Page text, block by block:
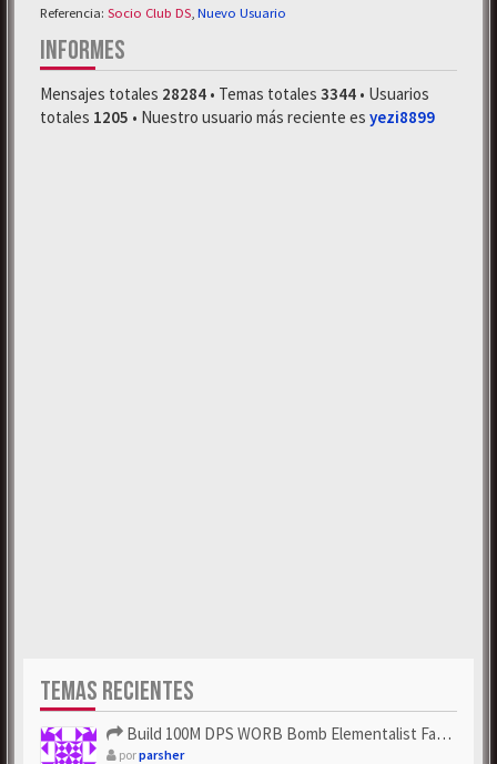
Referencia: Socio Club DS Nuevo Usuario
INFORMES
Mensajes totales 28284 • Temas totales 3344 • Usuarios
totales 1205 • Nuestro usuario más reciente es yezi8899
TEMAS RECIENTES
Build 100M DPS WORB Bomb Elementalist Fast - Grab POE Curren...
porparsher